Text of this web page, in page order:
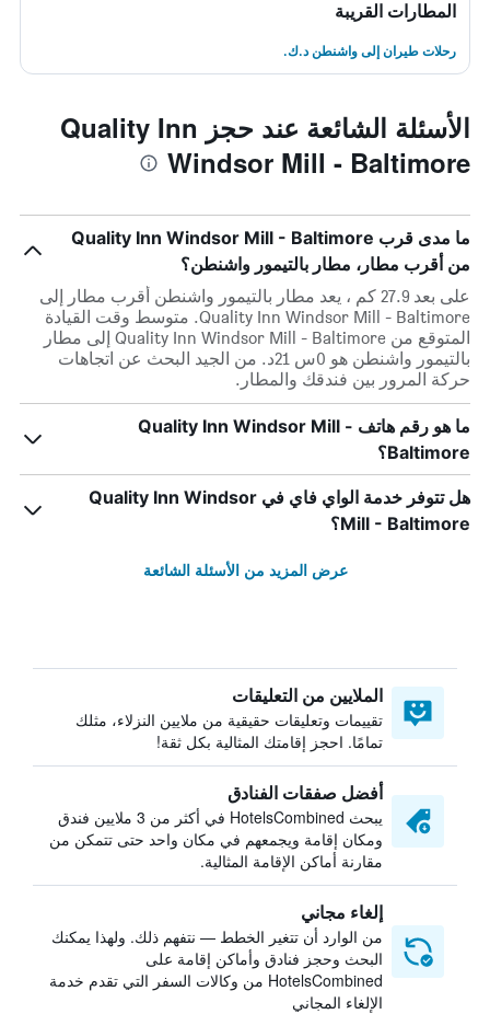
المطارات القريبة
رحلات طيران إلى واشنطن د.ك.
الأسئلة الشائعة عند حجز Quality Inn
Windsor Mill - Baltimore
ما مدى قرب Quality Inn Windsor Mill - Baltimore
من أقرب مطار، مطار بالتيمور واشنطن؟
على بعد 27.9 كم ، يعد مطار بالتيمور واشنطن أقرب مطار إلى
Quality Inn Windsor Mill - Baltimore. متوسط وقت القيادة
المتوقع من Quality Inn Windsor Mill - Baltimore إلى مطار
بالتيمور واشنطن هو 0س 21د. من الجيد البحث عن اتجاهات
حركة المرور بين فندقك والمطار.
ما هو رقم هاتف Quality Inn Windsor Mill -
Baltimore؟
هل تتوفر خدمة الواي فاي في Quality Inn Windsor
Mill - Baltimore؟
عرض المزيد من الأسئلة الشائعة
الملايين من التعليقات
تقييمات وتعليقات حقيقية من ملايين النزلاء، مثلك
تمامًا. احجز إقامتك المثالية بكل ثقة!
أفضل صفقات الفنادق
يبحث HotelsCombined في أكثر من 3 ملايين فندق
ومكان إقامة ويجمعهم في مكان واحد حتى تتمكن من
مقارنة أماكن الإقامة المثالية.
إلغاء مجاني
من الوارد أن تتغير الخطط — نتفهم ذلك. ولهذا يمكنك
البحث وحجز فنادق وأماكن إقامة على
HotelsCombined من وكالات السفر التي تقدم خدمة
الإلغاء المجاني